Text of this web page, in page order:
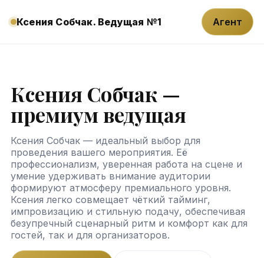
Ксения Собчак. Ведущая №1 Агент
Ксения Собчак —
премиум ведущая
Ксения Собчак — идеальный выбор для
проведения вашего мероприятия. Её
профессионализм, уверенная работа на сцене и
умение удерживать внимание аудитории
формируют атмосферу премиального уровня.
Ксения легко совмещает чёткий тайминг,
импровизацию и стильную подачу, обеспечивая
безупречный сценарный ритм и комфорт как для
гостей, так и для организаторов.